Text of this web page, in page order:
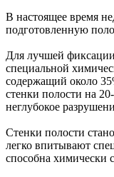
В настоящее время
подготовленную
Для лучшей
специальной
содержащий около
стенки полости на
неглубокое
Стенки полости
легко впитывают
способна химически